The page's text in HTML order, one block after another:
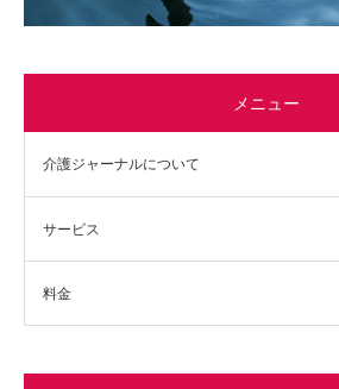
メニュー
介護ジャーナルについて
サービス
料金